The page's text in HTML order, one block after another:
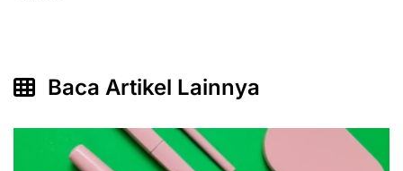
Baca Artikel Lainnya